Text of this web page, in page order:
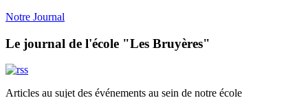
Notre Journal
Le journal de l'école "Les Bruyères"
Articles au sujet des événements au sein de notre école